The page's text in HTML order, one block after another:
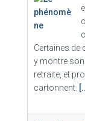
Certaines de
y montre
retraite, et
cartonnent.